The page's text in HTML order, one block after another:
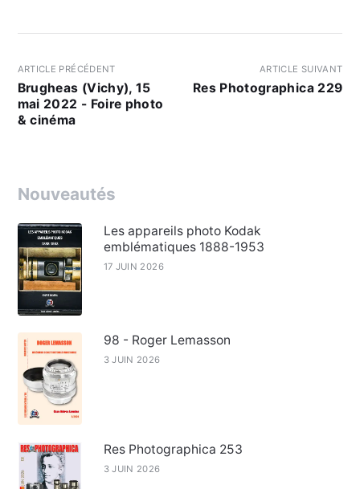
ARTICLE PRÉCÉDENT
Brugheas (Vichy), 15
mai 2022 - Foire photo
& cinéma
ARTICLE SUIVANT
Res Photographica 229
Nouveautés
Les appareils photo Kodak
emblématiques 1888-1953
17 JUIN 2026
98 - Roger Lemasson
3 JUIN 2026
Res Photographica 253
3 JUIN 2026